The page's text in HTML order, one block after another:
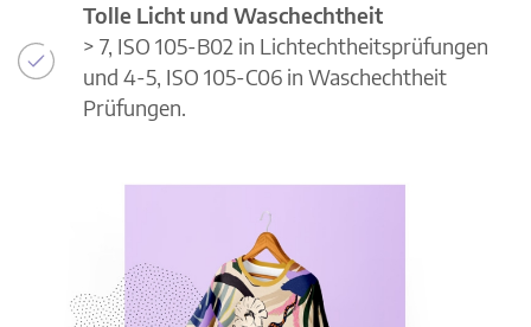
Tolle Licht und Waschechtheit
> 7, ISO 105-B02 in Lichtechtheitsprüfungen
und 4-5, ISO 105-C06 in Waschechtheit
Prüfungen.